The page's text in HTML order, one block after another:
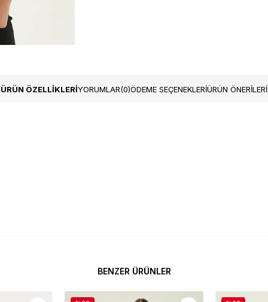
ÜRÜN ÖZELLIKLERIYORUMLAR(0)ÖDEME SEÇENEKLERIÜRÜN ÖNERILERI
BENZER ÜRÜNLER